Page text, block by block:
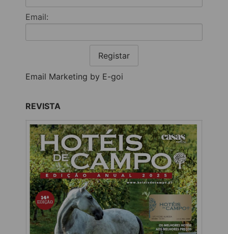
Email:
Registar
Email Marketing by E-goi
REVISTA